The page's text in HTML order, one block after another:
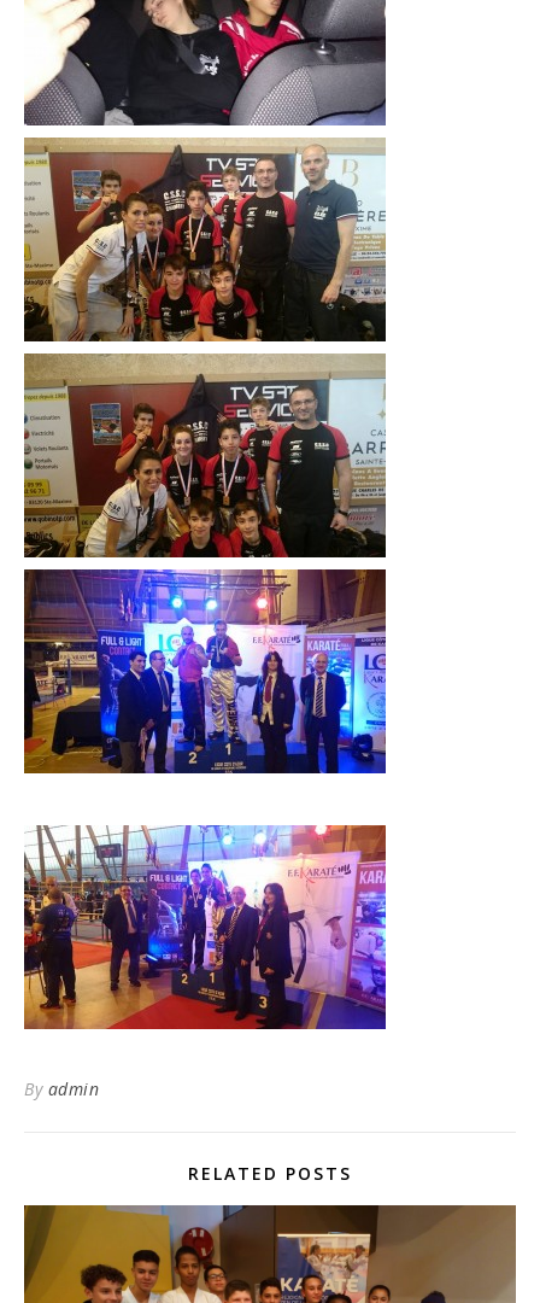
By admin
RELATED POSTS